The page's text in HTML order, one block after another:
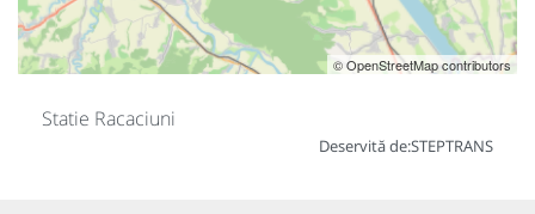
© OpenStreetMap contributors
Statie Racaciuni
Deservită de:STEPTRANS